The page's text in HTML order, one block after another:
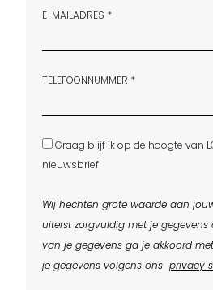
E-MAILADRES *
TELEFOONNUMMER *
Graag blijf ik op de hoogte van
nieuwsbrief
Wij hechten grote waarde aan
uiterst zorgvuldig met je gegevens
van je gegevens ga je akkoord
je gegevens volgens ons privacy